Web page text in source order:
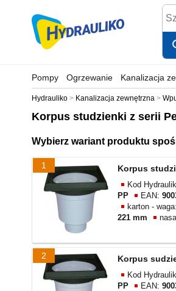
Pompy Ogrzewanie Kanalizacja
Hydrauliko Kanalizacja zewnętrzna
Korpus studzienki z serii
Wybierz wariant produktu
1 Korpus
Kod
PP
EAN:
karton - waga:
221 mm
2 Korpus
Kod
PP
EAN: